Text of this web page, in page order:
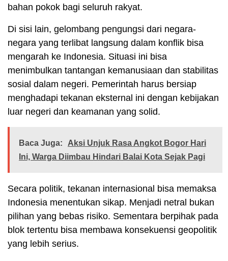
bahan pokok bagi seluruh rakyat.
Di sisi lain, gelombang pengungsi dari negara-
negara yang terlibat langsung dalam konflik bisa
mengarah ke Indonesia. Situasi ini bisa
menimbulkan tantangan kemanusiaan dan stabilitas
sosial dalam negeri. Pemerintah harus bersiap
menghadapi tekanan eksternal ini dengan kebijakan
luar negeri dan keamanan yang solid.
Baca Juga:
Aksi Unjuk Rasa Angkot Bogor Hari
Ini, Warga Diimbau Hindari Balai Kota Sejak Pagi
Secara politik, tekanan internasional bisa memaksa
Indonesia menentukan sikap. Menjadi netral bukan
pilihan yang bebas risiko. Sementara berpihak pada
blok tertentu bisa membawa konsekuensi geopolitik
yang lebih serius.